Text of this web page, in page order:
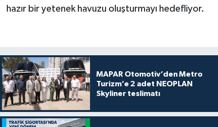
hazır bir yetenek havuzu oluşturmayı hedefliyor.
MAPAR Otomotiv’den Metro
Turizm’e 2 adet NEOPLAN
Skyliner teslimatı